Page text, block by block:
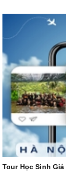
Tour Học Sinh